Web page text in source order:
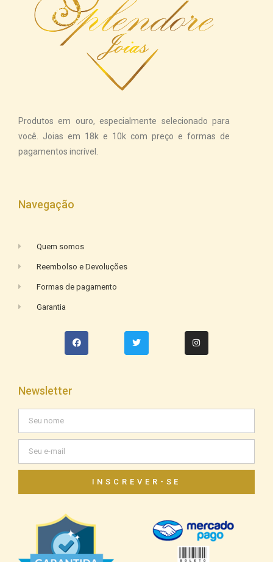
Produtos em ouro, especialmente selecionado para
você. Joias em 18k e 10k com preço e formas de
pagamentos incrível.
Navegação
Quem somos
Reembolso e Devoluções
Formas de pagamento
Garantia
Newsletter
INSCREVER-SE